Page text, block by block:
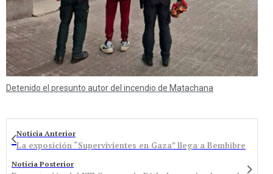
Detenido el presunto autor del incendio de Matachana
Noticia Anterior
La exposición “Supervivientes en Gaza” llega a Bembibre
Noticia Posterior